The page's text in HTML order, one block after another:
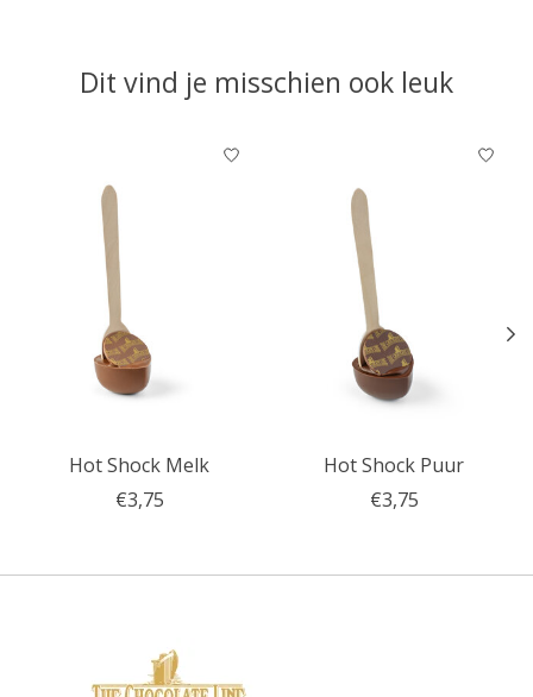
Dit vind je misschien ook leuk
Items van productcarrousel
Hot Shock Melk
€3,75
Hot Shock Puur
€3,75